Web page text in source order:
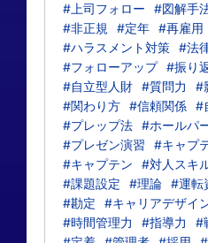
#上司フォロー
#図解手
#非正規
#定年 #再雇用
#ハラスメント対策 #法
#フォローアップ #振り
#自立型人財 #質問力 #
#関わり方 #信頼関係 #
#プレップ法 #ホールパ
#プレゼン演習
#キャプ
#キャプテン
#対人スキ
#課題設定
#理論 #運転
#勘定
#キャリアデザイ
#時間管理力
#指導力 #